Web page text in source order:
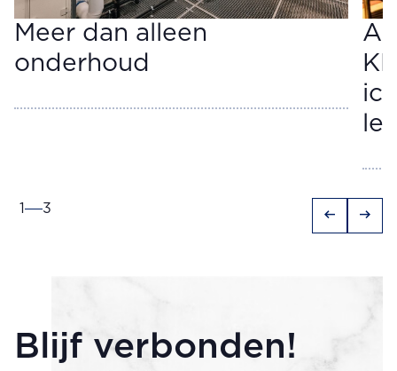
Meer dan alleen
onderhoud
AI
1 3 arrow_left_alt arrow_right_alt
Blijf verbonden!